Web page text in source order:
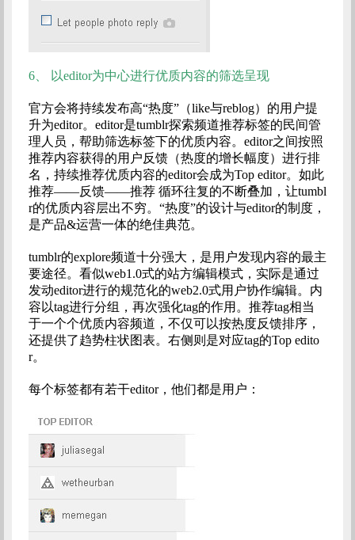
6、 以editor为中心进行优质内容的筛选呈现
官方会将持续发布高“热度”（like与reblog）的用户提
升为editor。editor是tumblr探索频道推荐标签的民间管
理人员，帮助筛选标签下的优质内容。editor之间按照
推荐内容获得的用户反馈（热度的增长幅度）进行排
名，持续推荐优质内容的editor会成为Top editor。如此
推荐——反馈——推荐 循环往复的不断叠加，让tumbl
r的优质内容层出不穷。“热度”的设计与editor的制度，
是产品&运营一体的绝佳典范。
tumblr的explore频道十分强大，是用户发现内容的最主
要途径。看似web1.0式的站方编辑模式，实际是通过
发动editor进行的规范化的web2.0式用户协作编辑。内
容以tag进行分组，再次强化tag的作用。推荐tag相当
于一个个优质内容频道，不仅可以按热度反馈排序，
还提供了趋势柱状图表。右侧则是对应tag的Top edito
r。
每个标签都有若干editor，他们都是用户：